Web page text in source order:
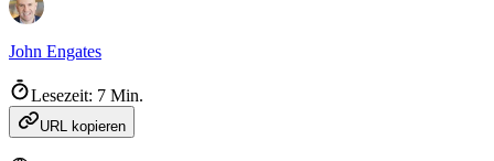
John Engates
Lesezeit: 7 Min.
URL kopieren